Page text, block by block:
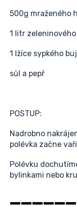
500g mraženého
1 litr
1 lžíce sypkého
sůl a pepř
POSTUP:
Nadrobno
polévka začne
Polévku
bylinkami nebo